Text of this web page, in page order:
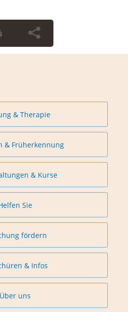
& Therapie
& Früherkennung
& Kurse
Sie
fördern
& Infos
Über uns